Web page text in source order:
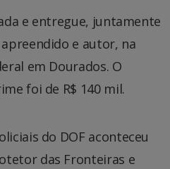
e entregue, juntamente
e autor, na
em Dourados. O
foi de R$ 140 mil.
do DOF aconteceu
das Fronteiras e